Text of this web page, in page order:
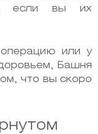
если вы их
или у
Башня
что вы скоро